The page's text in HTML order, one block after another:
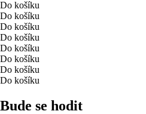
Do košíku
Do košíku
Do košíku
Do košíku
Do košíku
Do košíku
Do košíku
Do košíku
Bude se hodit